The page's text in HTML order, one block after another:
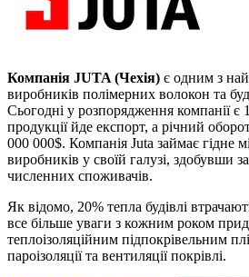
Компанія JUTA (Чехія) є одним з
виробників полімерних волокон та
Сьогодні у розпорядження компанії є
продукції йде експорт, а річний
000 000$. Компанія Juta займає гідне
виробників у своїй галузі, здобувши
численних споживачів.
Як відомо, 20% тепла будівлі
все більше уваги з кожним роком
теплоізоляційним підпокрівельним
пароізоляції та вентиляції покрівлі.